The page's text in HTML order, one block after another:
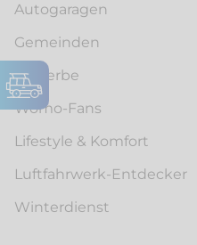
Autogaragen
Gemeinden
Gewerbe
Womo-Fans
Lifestyle & Komfort
Luftfahrwerk-Entdecker
Winterdienst